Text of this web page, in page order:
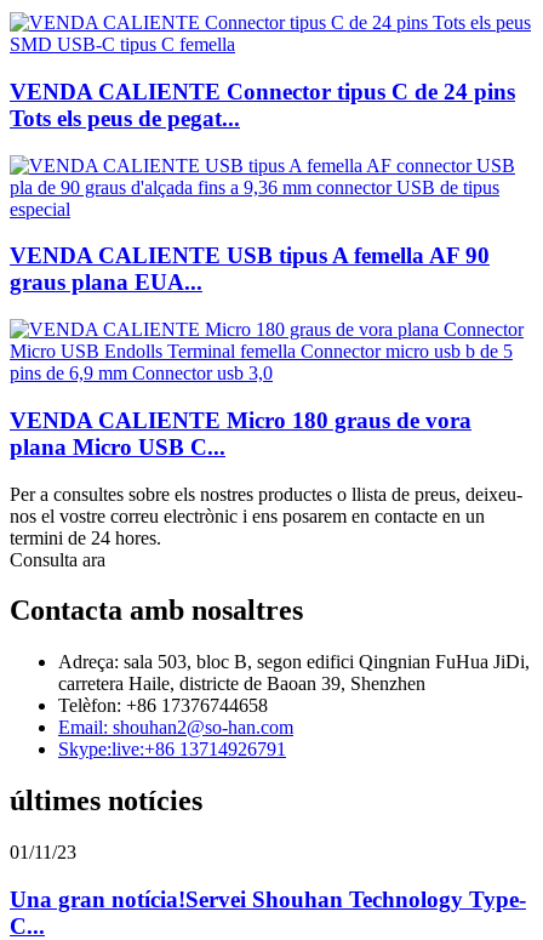
VENDA CALIENTE Connector tipus C de 24 pins
Tots els peus de pegat...
VENDA CALIENTE USB tipus A femella AF 90
graus plana EUA...
VENDA CALIENTE Micro 180 graus de vora
plana Micro USB C...
Per a consultes sobre els nostres productes o llista de preus, deixeu-
nos el vostre correu electrònic i ens posarem en contacte en un
termini de 24 hores.
Consulta ara
Contacta amb nosaltres
Adreça: sala 503, bloc B, segon edifici Qingnian FuHua JiDi,
carretera Haile, districte de Baoan 39, Shenzhen
Telèfon: +86 17376744658
Email: shouhan2@so-han.com
Skype:live:+86 13714926791
últimes notícies
01/11/23
Una gran notícia!Servei Shouhan Technology Type-
C...